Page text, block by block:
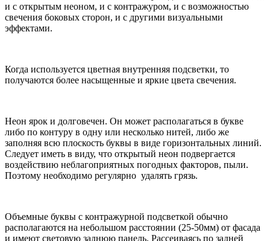
и с открытым неоном, и с контражуром, и с возможностью
свечения боковых сторон, и с другими визуальными
эффектами.
Когда используется цветная внутренняя подсветки, то
получаются более насыщенные и яркие цвета свечения.
Неон ярок и долговечен. Он может располагаться в букве
либо по контуру в одну или несколько нитей, либо же
заполняя всю плоскость буквы в виде горизонтальных линий.
Следует иметь в виду, что открытый неон подвергается
воздействию неблагоприятных погодных факторов, пыли.
Поэтому необходимо регулярно удалять грязь.
Объемные буквы с контражурной подсветкой обычно
располагаются на небольшом расстоянии (25-50мм) от фасада
и имеют световую заднюю панель. Рассеиваясь по задней